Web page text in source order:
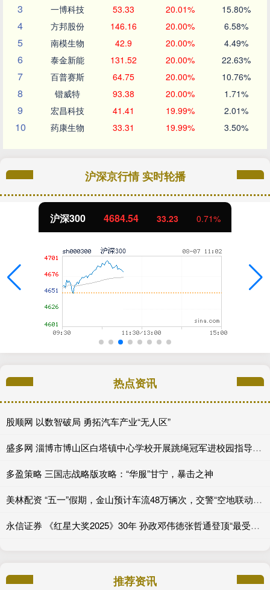
3 一博科技 53.33 20.01% 15.80%
4 方邦股份 146.16 20.00% 6.58%
5 南模生物 42.9 20.00% 4.49%
6 泰金新能 131.52 20.00% 22.63%
7 百普赛斯 64.75 20.00% 10.76%
8 锴威特 93.38 20.00% 1.71%
9 宏昌科技 41.41 19.99% 2.01%
10 药康生物 33.31 19.99% 3.50%
沪深京行情 实时轮播
北证50 1120.99 -1.89 -0.17%
热点资讯
股顺网 以数智破局 勇拓汽车产业“无人区”
盛多网 淄博市博山区白塔镇中心学校开展跳绳冠军进校园指导活动
多盈策略 三国志战略版攻略：“华服”甘宁，暴击之神
美林配资 “五一”假期，金山预计车流48万辆次，交警“空地联动”应对“大考”
永信证券 《红星大奖2025》30年 孙政邓伟徳张哲通登顶“最受欢迎潜力星”_角色_电视剧_新生代
推荐资讯